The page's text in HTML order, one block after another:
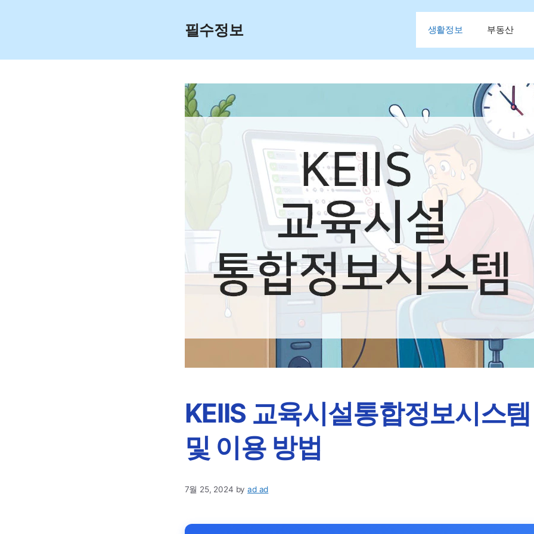
필수정보 생활정보 부동산
KEIIS 교육시설통합정보시스
및 이용 방법
7월 25, 2024 byad ad